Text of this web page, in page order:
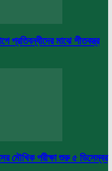
প্রতিবন্ধীদের মাঝে শীতবস্ত্র
মৌখিক পরীক্ষা শুরু ৫ ডিসেম্বর